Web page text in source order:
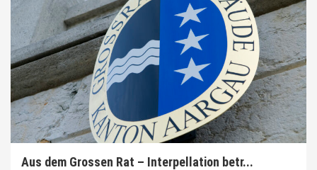
Aus dem Grossen Rat – Interpellation betr...